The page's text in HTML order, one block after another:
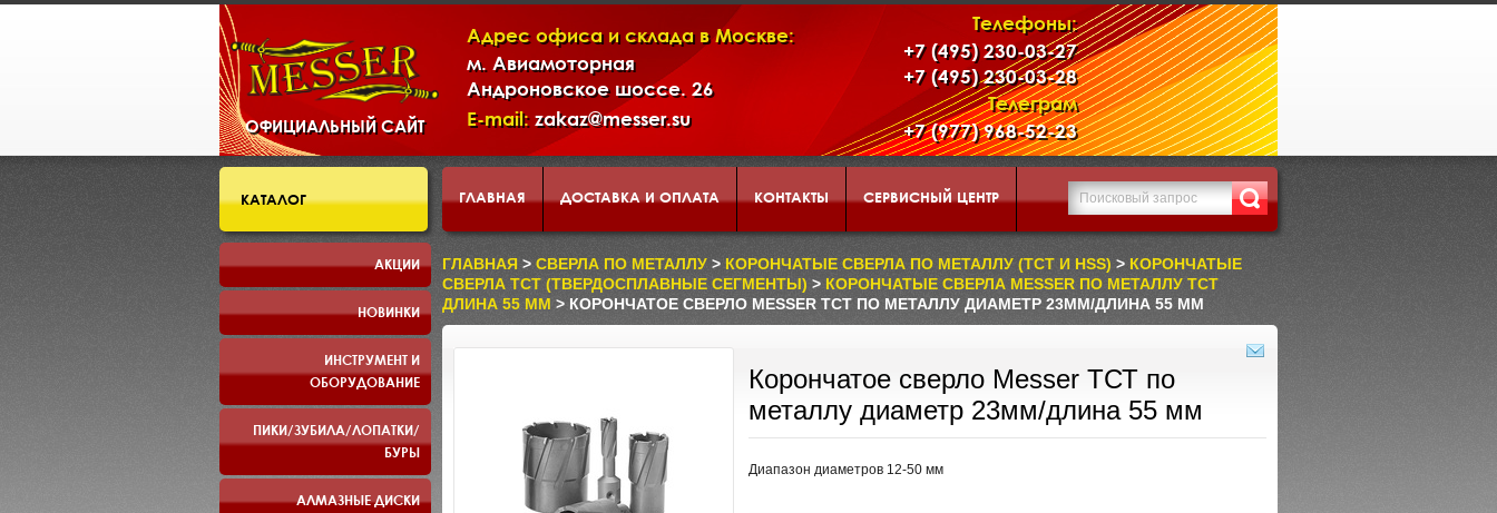
ОФИЦИАЛЬНЫЙ САЙТ
Адрес офиса и склада в Москве:
м. Авиамоторная
Андроновское шоссе. 26
E-mail:zakaz@messer.su
Телефоны:
+7 (495) 230-03-27
+7 (495) 230-03-28
Телеграм
+7 (977) 968-52-23
ГЛАВНАЯ ДОСТАВКА И ОПЛАТА КОНТАКТЫ СЕРВИСНЫЙ ЦЕНТР
СКЛАД КОРЗИНА О НАС
ПРЕЗЕНТАЦИЯ ИНСТРУМЕНТА И ОБОРУДОВАНИЯ MESSER
КАТАЛОГ
АКЦИИ
НОВИНКИ
ИНСТРУМЕНТ И
ОБОРУДОВАНИЕ
ПИКИ/ЗУБИЛА/ЛОПАТКИ/
БУРЫ
АЛМАЗНЫЕ ДИСКИ
ГЛАВНАЯ > СВЕРЛА ПО МЕТАЛЛУ > КОРОНЧАТЫЕ СВЕРЛА ПО МЕТАЛЛУ (TCT И HSS) > КОРОНЧАТЫЕ
СВЕРЛА TCT (ТВЕРДОСПЛАВНЫЕ СЕГМЕНТЫ) > КОРОНЧАТЫЕ СВЕРЛА MESSER ПО МЕТАЛЛУ ТСТ
ДЛИНА 55 ММ > КОРОНЧАТОЕ СВЕРЛО MESSER ТСТ ПО МЕТАЛЛУ ДИАМЕТР 23ММ/ДЛИНА 55 ММ
Корончатое сверло Messer ТСТ по
металлу диаметр 23мм/длина 55 мм
Диапазон диаметров 12-50 мм